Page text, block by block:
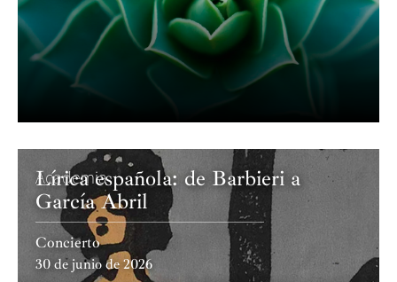
Academia
Lírica española: de Barbieri a
García Abril
Concierto
30 de junio de 2026